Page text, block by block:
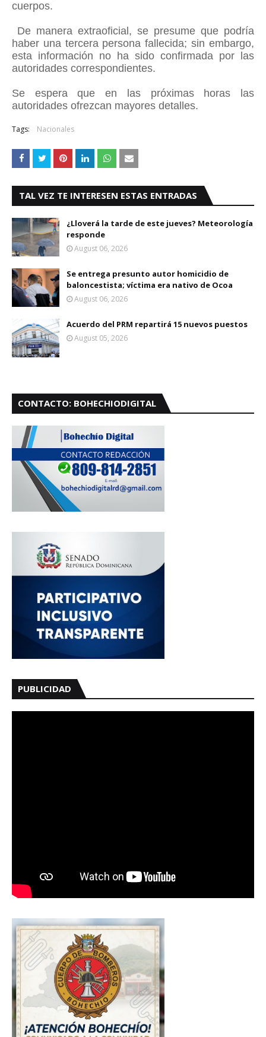
cuerpos.
De manera extraoficial, se presume que podría
haber una tercera persona fallecida; sin embargo,
esta información no ha sido confirmada por las
autoridades correspondientes.
Se espera que en las próximas horas las
autoridades ofrezcan mayores detalles.
Tags: Nacionales
TAL VEZ TE INTERESEN ESTAS ENTRADAS
¿Lloverá la tarde de este jueves? Meteorología
responde
August 06, 2026
Se entrega presunto autor homicidio de
baloncestista; víctima era nativo de Ocoa
August 06, 2026
Acuerdo del PRM repartirá 15 nuevos puestos
August 05, 2026
CONTACTO: BOHECHIODIGITAL
PUBLICIDAD